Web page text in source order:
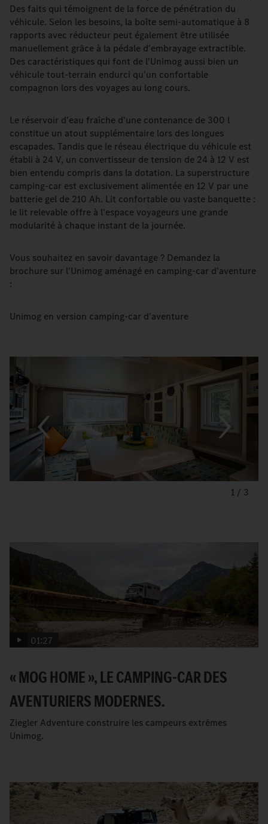
Des faits qui témoignent de la force de pénétration du
véhicule. Selon les besoins, la boîte semi-automatique à 8
rapports avec réducteur peut également être utilisée
manuellement grâce à la pédale d'embrayage extractible.
Des caractéristiques qui font de l'Unimog aussi bien un
véhicule tout-terrain endurci qu'un confortable
compagnon lors des voyages au long cours.
Le réservoir d'eau fraîche d'une contenance de 300 l
constitue un atout supplémentaire lors des longues
escapades. Tandis que le réseau électrique du véhicule est
établi à 24 V, un convertisseur de tension de 24 à 12 V est
bien entendu compris dans la dotation. La superstructure
camping-car est exclusivement alimentée en 12 V par une
batterie gel de 210 Ah. Lit confortable ou vaste banquette :
le lit relevable offre à l'espace voyageurs une grande
modularité à chaque instant de la journée.
Vous souhaitez en savoir davantage ? Demandez la
brochure sur l'Unimog aménagé en camping-car d'aventure
:
Unimog en version camping-car d'aventure
1 / 3
01:27
« MOG HOME », LE CAMPING-CAR DES
AVENTURIERS MODERNES.
Ziegler Adventure construire les campeurs extrêmes
Unimog.